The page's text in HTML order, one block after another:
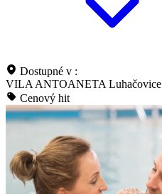
Dostupné v :
VILA ANTOANETA Luhačovice
Cenový hit